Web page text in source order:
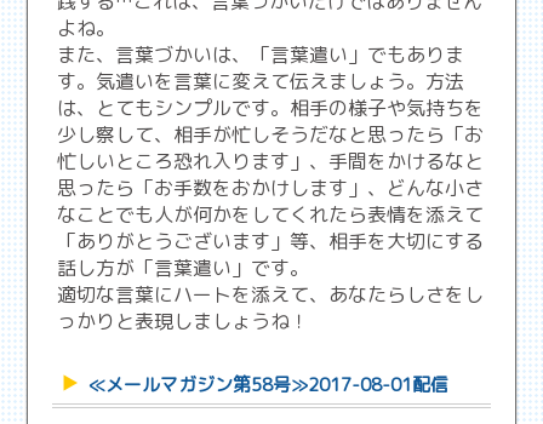
よね。
また、言葉づかいは、「言葉遣い」でもありま
す。気遣いを言葉に変えて伝えましょう。方法
は、とてもシンプルです。相手の様子や気持ちを
少し察して、相手が忙しそうだなと思ったら「お
忙しいところ恐れ入ります」、手間をかけるなと
思ったら「お手数をおかけします」、どんな小さ
なことでも人が何かをしてくれたら表情を添えて
「ありがとうございます」等、相手を大切にする
話し方が「言葉遣い」です。
適切な言葉にハートを添えて、あなたらしさをし
っかりと表現しましょうね！
≪メールマガジン第58号≫2017-08-01配信